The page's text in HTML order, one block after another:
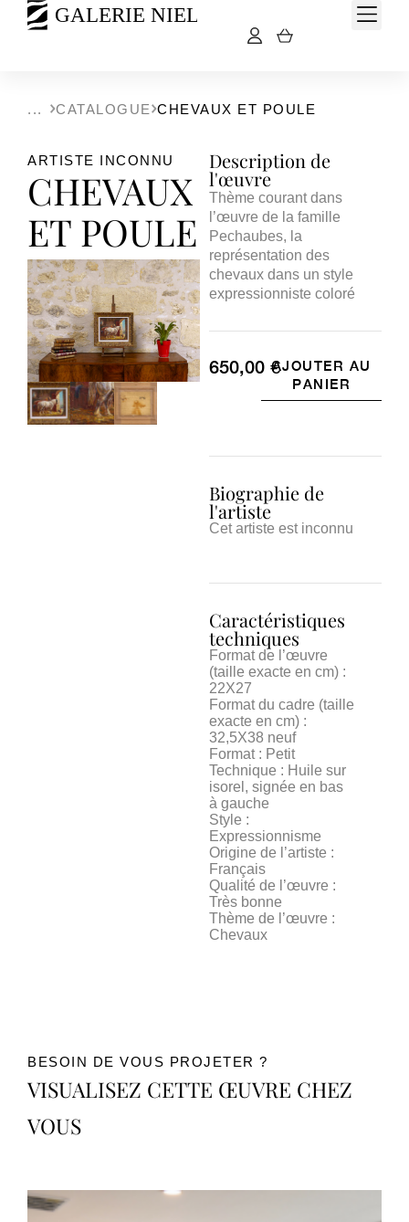
CATALOGUE CHEVAUX ET POULE
ARTISTE INCONNU
CHEVAUX
ET POULE
Description de
l'œuvre
Thème courant dans
l’œuvre de la famille
Pechaubes, la
représentation des
chevaux dans un style
expressionniste coloré
650,00 €
AJOUTER AU
PANIER
Biographie de
l'artiste
Cet artiste est inconnu
Caractéristiques
techniques
Format de l’œuvre
(taille exacte en cm) :
22X27
Format du cadre (taille
exacte en cm) :
32,5X38 neuf
Format : Petit
Technique : Huile sur
isorel, signée en bas
à gauche
Style :
Expressionnisme
Origine de l’artiste :
Français
Qualité de l’œuvre :
Très bonne
Thème de l’œuvre :
Chevaux
BESOIN DE VOUS PROJETER ?
VISUALISEZ CETTE ŒUVRE CHEZ
VOUS